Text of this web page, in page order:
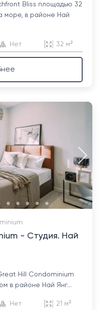
Bliss площадью 32
море, в районе Най
Нет 32 м²
- Студия. Най
Hill Condominium
в районе Най Янг...
Нет 21 м²